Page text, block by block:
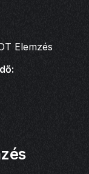
Elemzés